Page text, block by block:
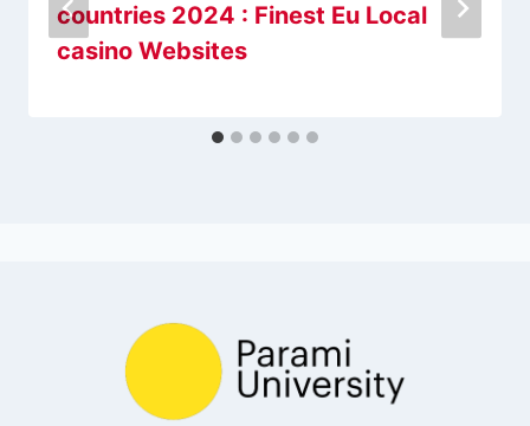
countries 2024 : Finest Eu Local
casino Websites